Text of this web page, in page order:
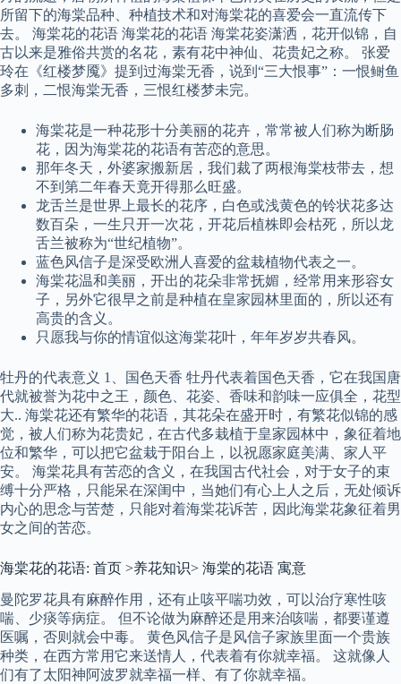
所留下的海棠品种、种植技术和对海棠花的喜爱会一直流传下
去。 海棠花的花语 海棠花的花语 海棠花姿潇洒，花开似锦，自
古以来是雅俗共赏的名花，素有花中神仙、花贵妃之称。 张爱
玲在《红楼梦魇》提到过海棠无香，说到“三大恨事”：一恨鲥鱼
多刺，二恨海棠无香，三恨红楼梦未完。
海棠花是一种花形十分美丽的花卉，常常被人们称为断肠
花，因为海棠花的花语有苦恋的意思。
那年冬天，外婆家搬新居，我们裁了两根海棠枝带去，想
不到第二年春天竟开得那么旺盛。
龙舌兰是世界上最长的花序，白色或浅黄色的铃状花多达
数百朵，一生只开一次花，开花后植株即会枯死，所以龙
舌兰被称为“世纪植物”。
蓝色风信子是深受欧洲人喜爱的盆栽植物代表之一。
海棠花温和美丽，开出的花朵非常抚媚，经常用来形容女
子，另外它很早之前是种植在皇家园林里面的，所以还有
高贵的含义。
只愿我与你的情谊似这海棠花叶，年年岁岁共春风。
牡丹的代表意义 1、国色天香 牡丹代表着国色天香，它在我国唐
代就被誉为花中之王，颜色、花姿、香味和韵味一应俱全，花型
大.. 海棠花还有繁华的花语，其花朵在盛开时，有繁花似锦的感
觉，被人们称为花贵妃，在古代多栽植于皇家园林中，象征着地
位和繁华，可以把它盆栽于阳台上，以祝愿家庭美满、家人平
安。 海棠花具有苦恋的含义，在我国古代社会，对于女子的束
缚十分严格，只能呆在深闺中，当她们有心上人之后，无处倾诉
内心的思念与苦楚，只能对着海棠花诉苦，因此海棠花象征着男
女之间的苦恋。
海棠花的花语: 首页 >养花知识> 海棠的花语 寓意
曼陀罗花具有麻醉作用，还有止咳平喘功效，可以治疗寒性咳
喘、少痰等病症。 但不论做为麻醉还是用来治咳喘，都要谨遵
医嘱，否则就会中毒。 黄色风信子是风信子家族里面一个贵族
种类，在西方常用它来送情人，代表着有你就幸福。 这就像人
们有了太阳神阿波罗就幸福一样、有了你就幸福。